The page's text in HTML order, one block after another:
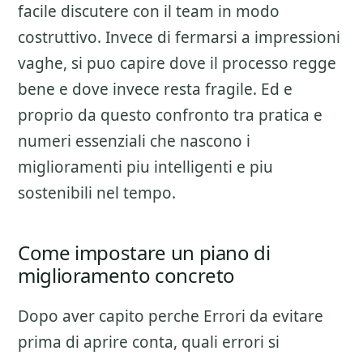
facile discutere con il team in modo
costruttivo. Invece di fermarsi a impressioni
vaghe, si puo capire dove il processo regge
bene e dove invece resta fragile. Ed e
proprio da questo confronto tra pratica e
numeri essenziali che nascono i
miglioramenti piu intelligenti e piu
sostenibili nel tempo.
Come impostare un piano di
miglioramento concreto
Dopo aver capito perche Errori da evitare
prima di aprire conta, quali errori si